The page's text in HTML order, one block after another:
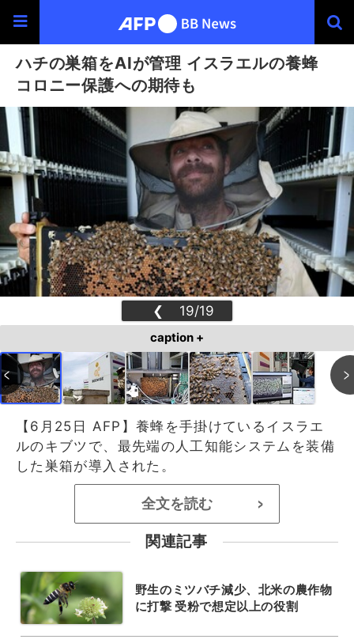
ハチの巣箱をAIが管理 イスラエルの養蜂
コロニー保護への期待も
❮
19/19
❯
caption +
【6月25日 AFP】養蜂を手掛けているイスラエ
ルのキブツで、最先端の人工知能システムを装備
した巣箱が導入された。
全文を読む >
関連記事
野生のミツバチ減少、北米の農作物
に打撃 受粉で想定以上の役割